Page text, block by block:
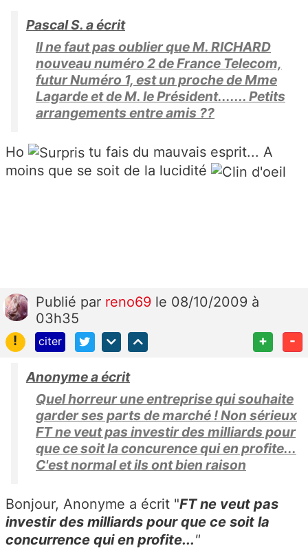
Pascal S. a écrit
Il ne faut pas oublier que M. RICHARD
nouveau numéro 2 de France Telecom,
futur Numéro 1, est un proche de Mme
Lagarde et de M. le Président....... Petits
arrangements entre amis ??
Ho
tu fais du mauvais esprit... A
moins que se soit de la lucidité
Publié par reno69 le 08/10/2009 à
03h35
!
citer + -
Anonyme a écrit
Quel horreur une entreprise qui souhaite
garder ses parts de marché ! Non sérieux
FT ne veut pas investir des milliards pour
que ce soit la concurence qui en profite...
C'est normal et ils ont bien raison
Bonjour, Anonyme a écrit "FT ne veut pas
investir des milliards pour que ce soit la
concurrence qui en profite..."